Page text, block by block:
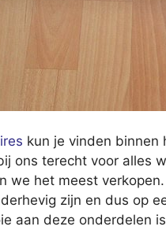
kun je vinden binnen
ons terecht voor alles
we het meest
zijn en dus op
aan deze onderdelen